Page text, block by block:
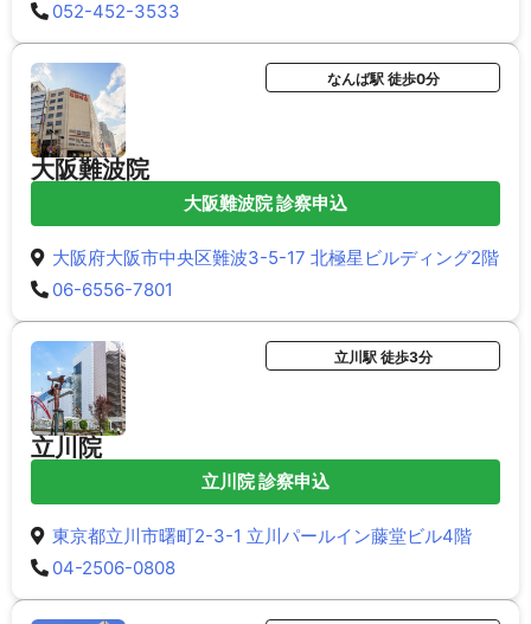
052-452-3533
大阪難波院
なんば駅 徒歩0分
大阪難波院 診察申込
大阪府大阪市中央区難波3-5-17 北極星ビルディング2階
06-6556-7801
立川院
立川駅 徒歩3分
立川院 診察申込
東京都立川市曙町2-3-1 立川パールイン藤堂ビル4階
04-2506-0808